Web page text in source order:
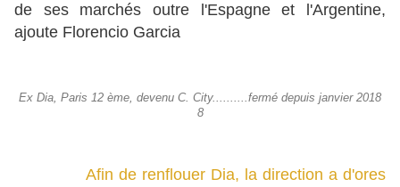
de ses marchés outre l'Espagne et l'Argentine,
ajoute Florencio Garcia
Ex Dia, Paris 12 ème, devenu C. City..........fermé depuis janvier 2018
8
Afin de renflouer Dia, la direction a d'ores